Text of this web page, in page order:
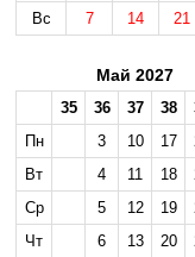
Вс
7 14 21
Май 2027
35 36 37 38
Пн
3 10 17
Вт
4 11 18
Ср
5 12 19
Чт
6 13 20